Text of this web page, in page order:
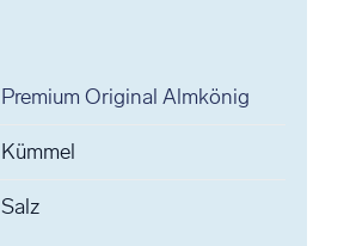
Premium Original Almkönig
Kümmel
Salz